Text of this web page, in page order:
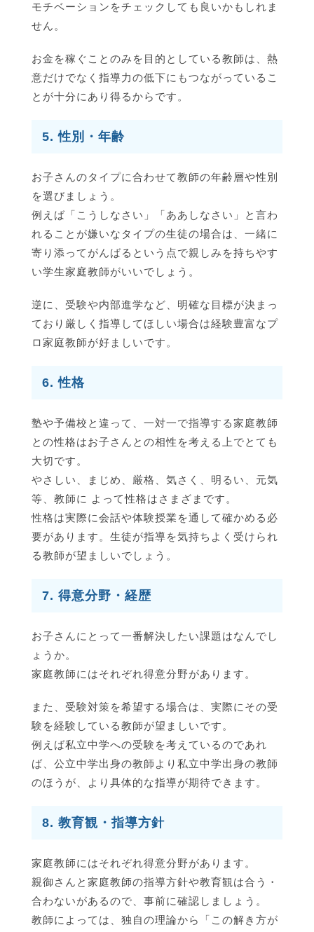
モチベーションをチェックしても良いかもしれま
せん。
お金を稼ぐことのみを目的としている教師は、熱
意だけでなく指導力の低下にもつながっているこ
とが十分にあり得るからです。
5. 性別・年齢
お子さんのタイプに合わせて教師の年齢層や性別
を選びましょう。
例えば「こうしなさい」「ああしなさい」と言わ
れることが嫌いなタイプの生徒の場合は、一緒に
寄り添ってがんばるという点で親しみを持ちやす
い学生家庭教師がいいでしょう。
逆に、受験や内部進学など、明確な目標が決まっ
ており厳しく指導してほしい場合は経験豊富なプ
ロ家庭教師が好ましいです。
6. 性格
塾や予備校と違って、一対一で指導する家庭教師
との性格はお子さんとの相性を考える上でとても
大切です。
やさしい、まじめ、厳格、気さく、明るい、元気
等、教師に よって性格はさまざまです。
性格は実際に会話や体験授業を通して確かめる必
要があります。生徒が指導を気持ちよく受けられ
る教師が望ましいでしょう。
7. 得意分野・経歴
お子さんにとって一番解決したい課題はなんでし
ょうか。
家庭教師にはそれぞれ得意分野があります。
また、受験対策を希望する場合は、実際にその受
験を経験している教師が望ましいです。
例えば私立中学への受験を考えているのであれ
ば、公立中学出身の教師より私立中学出身の教師
のほうが、より具体的な指導が期待できます。
8. 教育観・指導方針
家庭教師にはそれぞれ得意分野があります。
親御さんと家庭教師の指導方針や教育観は合う・
合わないがあるので、事前に確認しましょう。
教師によっては、独自の理論から「この解き方が